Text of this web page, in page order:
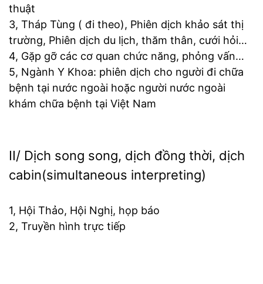
thuật
3, Tháp Tùng ( đi theo), Phiên dịch khảo sát thị
trường, Phiên dịch du lịch, thăm thân, cưới hỏi…
4, Gặp gỡ các cơ quan chức năng, phỏng vấn…
5, Ngành Y Khoa: phiên dịch cho người đi chữa
bệnh tại nước ngoài hoặc người nước ngoài
khám chữa bệnh tại Việt Nam
II/ Dịch song song, dịch đồng thời, dịch
cabin(simultaneous interpreting)
1, Hội Thảo, Hội Nghị, họp báo
2, Truyền hình trực tiếp